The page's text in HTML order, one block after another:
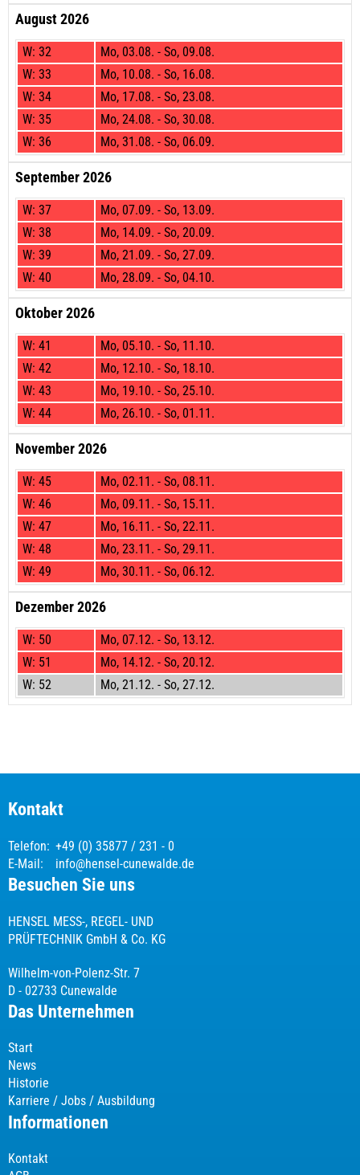
August 2026
W: 32 Mo, 03.08. - So, 09.08.
W: 33 Mo, 10.08. - So, 16.08.
W: 34 Mo, 17.08. - So, 23.08.
W: 35 Mo, 24.08. - So, 30.08.
W: 36 Mo, 31.08. - So, 06.09.
September 2026
W: 37 Mo, 07.09. - So, 13.09.
W: 38 Mo, 14.09. - So, 20.09.
W: 39 Mo, 21.09. - So, 27.09.
W: 40 Mo, 28.09. - So, 04.10.
Oktober 2026
W: 41 Mo, 05.10. - So, 11.10.
W: 42 Mo, 12.10. - So, 18.10.
W: 43 Mo, 19.10. - So, 25.10.
W: 44 Mo, 26.10. - So, 01.11.
November 2026
W: 45 Mo, 02.11. - So, 08.11.
W: 46 Mo, 09.11. - So, 15.11.
W: 47 Mo, 16.11. - So, 22.11.
W: 48 Mo, 23.11. - So, 29.11.
W: 49 Mo, 30.11. - So, 06.12.
Dezember 2026
W: 50 Mo, 07.12. - So, 13.12.
W: 51 Mo, 14.12. - So, 20.12.
W: 52 Mo, 21.12. - So, 27.12.
Kontakt
Telefon: +49 (0) 35877 / 231 - 0
E-Mail:
info@hensel-cunewalde.de
Besuchen Sie uns
HENSEL MESS-, REGEL- UND
PRÜFTECHNIK GmbH & Co. KG
Wilhelm-von-Polenz-Str. 7
D - 02733 Cunewalde
Das Unternehmen
Start
News
Historie
Karriere / Jobs / Ausbildung
Informationen
Kontakt